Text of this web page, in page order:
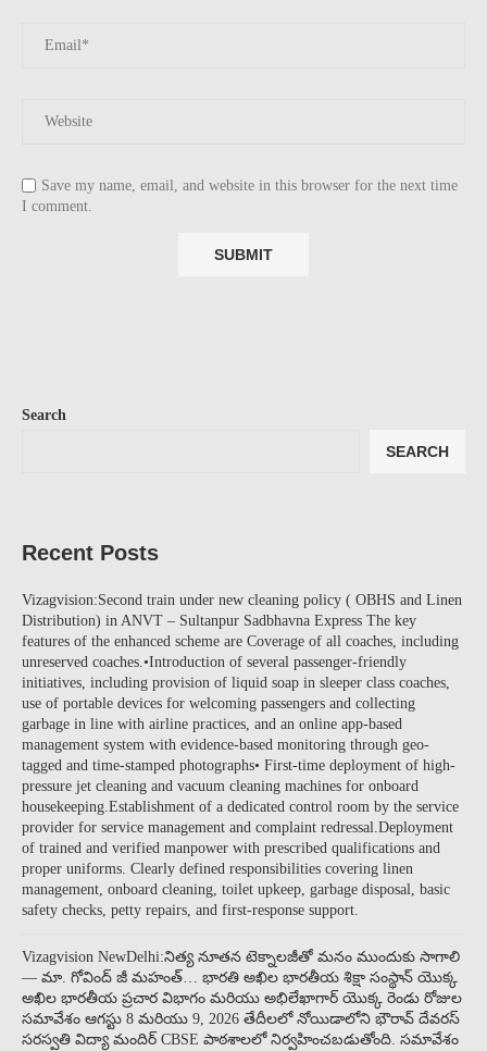
Save my name, email, and website in this browser for the next time
I comment.
Search
SEARCH
Recent Posts
Vizagvision:Second train under new cleaning policy ( OBHS and Linen
Distribution) in ANVT – Sultanpur Sadbhavna Express The key
features of the enhanced scheme are Coverage of all coaches, including
unreserved coaches.•Introduction of several passenger-friendly
initiatives, including provision of liquid soap in sleeper class coaches,
use of portable devices for welcoming passengers and collecting
garbage in line with airline practices, and an online app-based
management system with evidence-based monitoring through geo-
tagged and time-stamped photographs• First-time deployment of high-
pressure jet cleaning and vacuum cleaning machines for onboard
housekeeping.Establishment of a dedicated control room by the service
provider for service management and complaint redressal.Deployment
of trained and verified manpower with prescribed qualifications and
proper uniforms. Clearly defined responsibilities covering linen
management, onboard cleaning, toilet upkeep, garbage disposal, basic
safety checks, petty repairs, and first-response support.
Vizagvision NewDelhi:నిత్య నూతన టెక్నాలజీతో మనం ముందుకు సాగాలి
— మా. గోవింద్ జీ మహంత్… భారతి అఖిల భారతీయ శిక్షా సంస్థాన్ యొక్క
అఖిల భారతీయ ప్రచార విభాగం మరియు అభిలేఖాగార్ యొక్క రెండు రోజుల
సమావేశం ఆగస్టు 8 మరియు 9, 2026 తేదీలలో నోయిడాలోని భౌరావ్ దేవరస్
సరస్వతి విద్యా మందిర్ CBSE పాఠశాలలో నిర్వహించబడుతోంది. సమావేశం